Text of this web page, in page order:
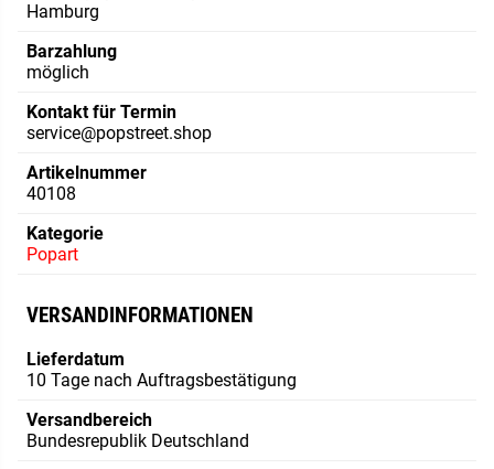
Hamburg
Barzahlung
möglich
Kontakt für Termin
service@popstreet.shop
Artikelnummer
40108
Kategorie
Popart
VERSANDINFORMATIONEN
Lieferdatum
10 Tage nach Auftragsbestätigung
Versandbereich
Bundesrepublik Deutschland